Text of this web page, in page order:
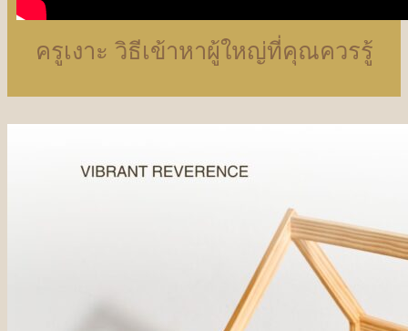
ครูเงาะ วิธีเข้าหาผู้ใหญ่ที่คุณควรรู้